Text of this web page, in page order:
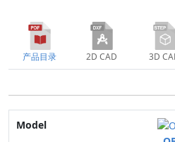
产品目录 2D CAD 3D
Model